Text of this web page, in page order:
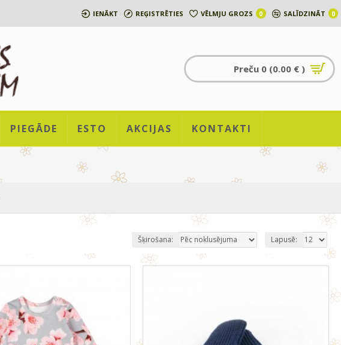
IENĀKT REĢISTRĒTIES VĒLMJU GROZS 0 SALĪDZINĀT 0
Preču 0 (0.00 € )
PIEGĀDE ESTO AKCIJAS KONTAKTI
Šķirošana: Lapusē: